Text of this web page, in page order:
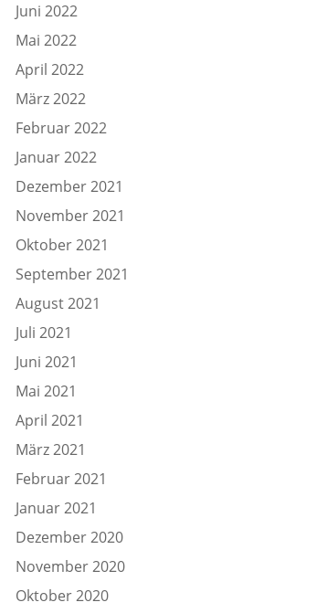
Juni 2022
Mai 2022
April 2022
März 2022
Februar 2022
Januar 2022
Dezember 2021
November 2021
Oktober 2021
September 2021
August 2021
Juli 2021
Juni 2021
Mai 2021
April 2021
März 2021
Februar 2021
Januar 2021
Dezember 2020
November 2020
Oktober 2020